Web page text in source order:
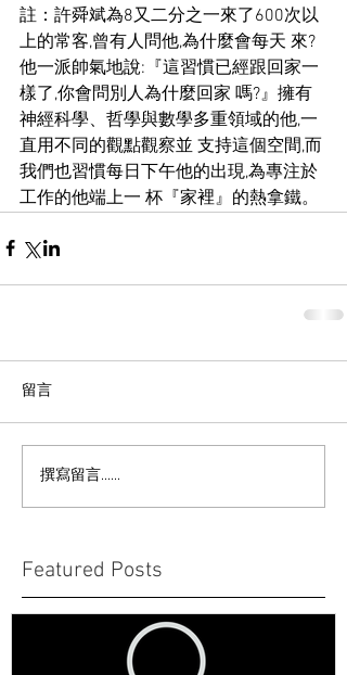
註：許舜斌為8又二分之一來了600次以
上的常客,曾有人問他,為什麼會每天 來?
他一派帥氣地說:『這習慣已經跟回家一
樣了,你會問別人為什麼回家 嗎?』擁有
神經科學、哲學與數學多重領域的他,一
直用不同的觀點觀察並 支持這個空間,而
我們也習慣每日下午他的出現,為專注於
工作的他端上一 杯『家裡』的熱拿鐵。
留言
撰寫留言......
Featured Posts